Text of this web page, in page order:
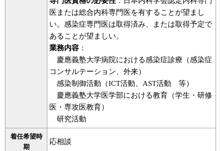
医または総合内科専門医を有することが望まし
い。感染症専門医は取得済み、または取得予定で
あることが望ましい。
業務内容 ：
慶應義塾大学病院における感染症診療（感染症
コンサルテーション、外来）
感染制御活動（ICT活動、AST活動 等）
慶應義塾大学医学部における教育（学生・研修
医・専攻医教育）
研究活動
着任希望時
期
応相談